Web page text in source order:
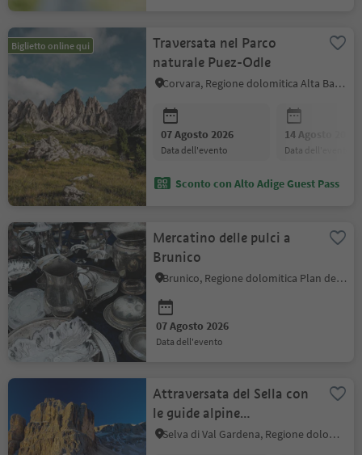
Biglietto online qui
Traversata nel Parco
naturale Puez-Odle
Corvara, Regione dolomitica Alta Badia
07 Agosto 2026
data dell'evento
14 Agosto 2026
data dell'evento
Sconto con Alto Adige Guest Pass
Mercatino delle pulci a
Brunico
Brunico, Regione dolomitica Plan de Corones
07 Agosto 2026
data dell'evento
Attraversata del Sella con
le guide alpine
GardenaGuides
Selva di Val Gardena, Regione dolomitica Val Gardena